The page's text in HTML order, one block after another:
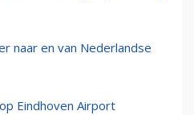
naar en van Nederlandse
Eindhoven Airport